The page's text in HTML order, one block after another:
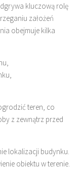
kluczową rolę
założeń
obejmuje kilka
teren, co
z zewnątrz przed
lokalizacji budynku.
obiektu w terenie.